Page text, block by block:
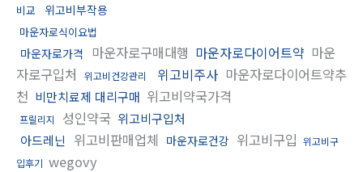
비교
위고비부작용
마운자로식이요법
마운자로가격 마운자로구매대행 마운자로다이어트약 마운
자로구입처
위고비건강관리 위고비주사 마운자로다이어트약추
천 비만치료제 대리구매 위고비약국가격
프릴리지 성인약국 위고비구입처
아드레닌
위고비판매업체 마운자로건강 위고비구입 위고비구
입후기 wegovy